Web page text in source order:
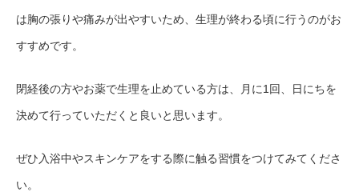
は胸の張りや痛みが出やすいため、生理が終わる頃に行うのがお
すすめです。
閉経後の方やお薬で生理を止めている方は、月に1回、日にちを
決めて行っていただくと良いと思います。
ぜひ入浴中やスキンケアをする際に触る習慣をつけてみてくださ
い。